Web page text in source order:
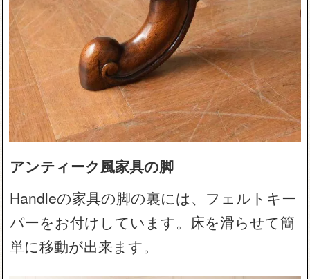
アンティーク風家具の脚
Handleの家具の脚の裏には、フェルトキー
パーをお付けしています。床を滑らせて簡
単に移動が出来ます。